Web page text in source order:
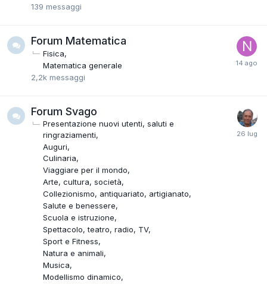
139 messaggi
Forum Matematica
Fisica
Matematica generale
2,2k messaggi
Forum Svago
Presentazione nuovi utenti, saluti e
ringraziamenti
Auguri
Culinaria
Viaggiare per il mondo
Arte, cultura, società
Collezionismo, antiquariato, artigianato
Salute e benessere
Scuola e istruzione
Spettacolo, teatro, radio, TV
Sport e Fitness
Natura e animali
Musica
Modellismo dinamico